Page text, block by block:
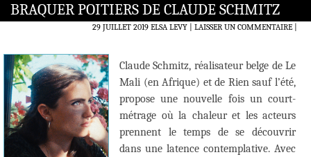
BRAQUER POITIERS DE CLAUDE SCHMITZ
29 JUILLET 2019 ELSA LEVY LAISSER UN COMMENTAIRE|
Claude Schmitz, réalisateur belge de Le
Mali (en Afrique) et de Rien sauf l’été,
propose une nouvelle fois un court-
métrage où la chaleur et les acteurs
prennent le temps de se découvrir
dans une latence contemplative. Avec